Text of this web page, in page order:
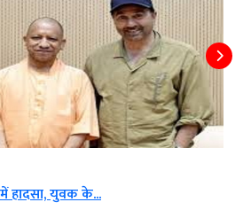
में हादसा, युवक के...